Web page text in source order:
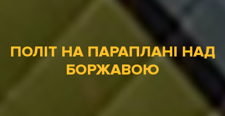
ПОЛІТ НА ПАРАПЛАНІ НАД
БОРЖАВОЮ